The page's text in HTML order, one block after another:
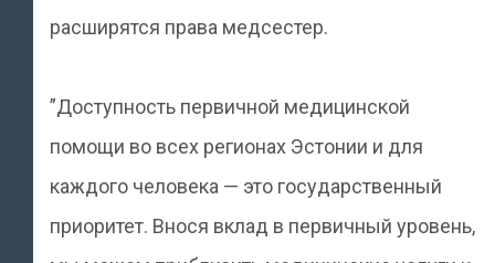
расширятся права медсестер.
”Доступность первичной медицинской
помощи во всех регионах Эстонии и для
каждого человека — это государственный
приоритет. Внося вклад в первичный уровень,